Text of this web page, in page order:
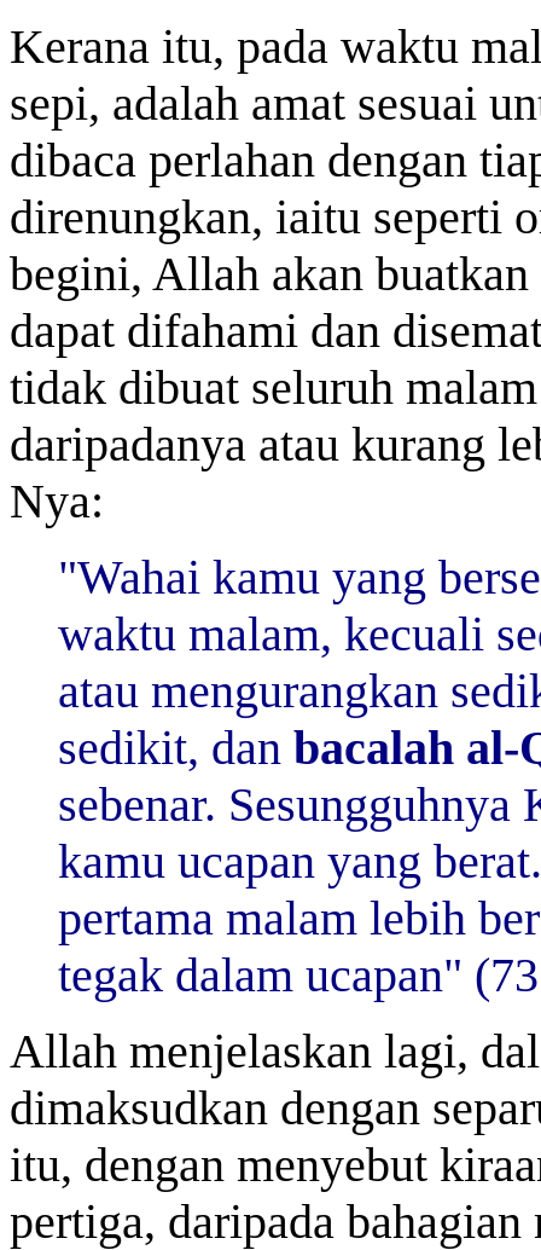
Kerana itu, pada waktu
sepi, adalah amat sesuai
dibaca perlahan dengan
direnungkan, iaitu seperti
begini, Allah akan
dapat difahami dan
tidak dibuat seluruh
daripadanya atau kurang
Nya:
"Wahai kamu yang
waktu malam, kecuali
atau mengurangkan
sedikit, dan bacalah al-
sebenar.
kamu ucapan yang
pertama malam lebih
tegak dalam ucapan"
Allah menjelaskan lagi,
dimaksudkan dengan
itu, dengan menyebut
pertiga, daripada